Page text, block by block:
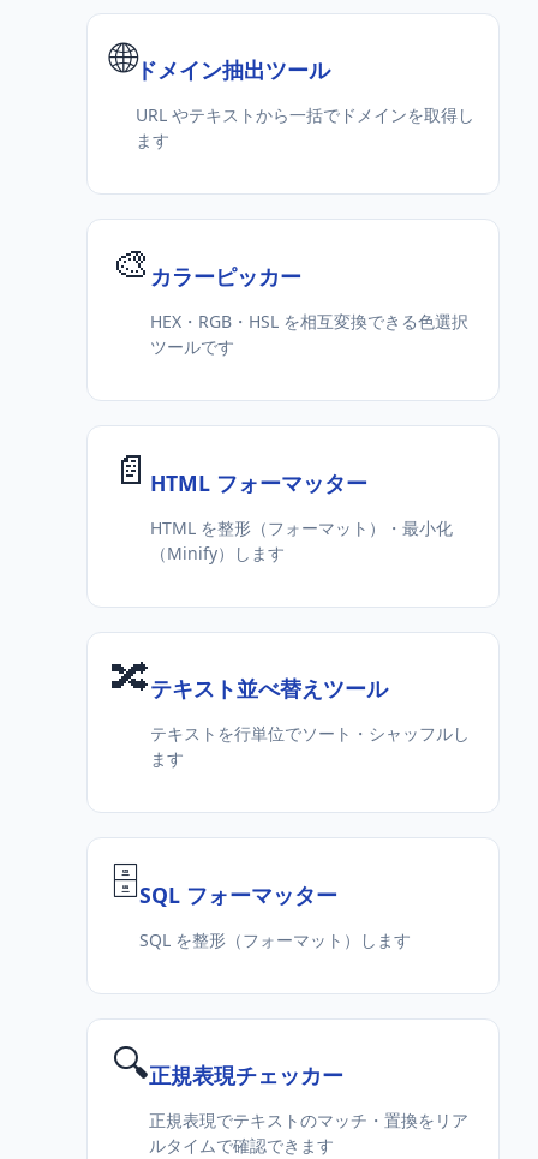
🌐ドメイン抽出ツール
URL やテキストから一括でドメインを取得し
ます
🎨 カラーピッカー
HEX・RGB・HSL を相互変換できる色選択
ツールです
📄 HTML フォーマッター
HTML を整形（フォーマット）・最小化
（Minify）します
🔀テキスト並べ替えツール
テキストを行単位でソート・シャッフルし
ます
🗄️SQL フォーマッター
SQL を整形（フォーマット）します
🔍正規表現チェッカー
正規表現でテキストのマッチ・置換をリア
ルタイムで確認できます